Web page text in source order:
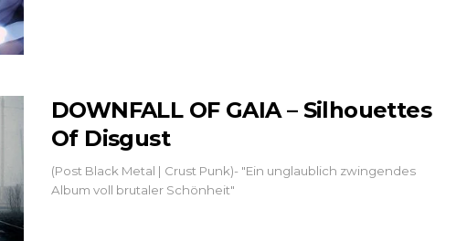
DOWNFALL OF GAIA – Silhouettes
Of Disgust
(Post Black Metal | Crust Punk)- "Ein unglaublich zwingendes
Album voll brutaler Schönheit"